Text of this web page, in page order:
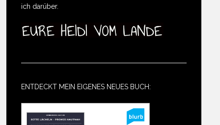
ich darüber.
ENTDECKT MEIN EIGENES NEUES BUCH: